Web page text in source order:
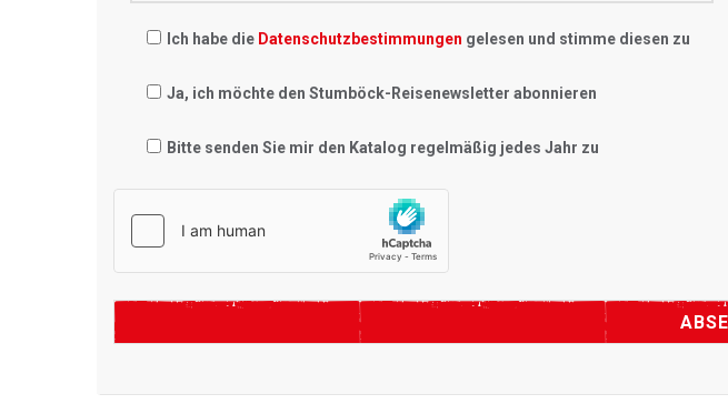
Ich habe die Datenschutzbestimmungen gelesen und stimme diesen zu
Ja, ich möchte den Stumböck-Reisenewsletter abonnieren
Bitte senden Sie mir den Katalog regelmäßig jedes Jahr zu